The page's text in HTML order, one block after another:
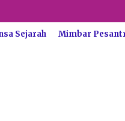
Sejarah Mimbar